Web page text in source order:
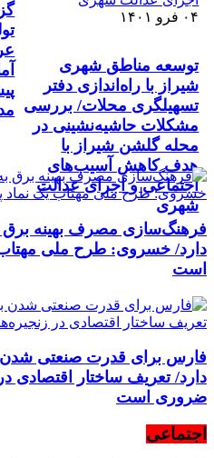
۰۴ فرو ۱۴۰۱
توسعه مناطق شهری
شیراز با راه‌اندازی دفتر
تسهیلگری محلات/ بررسی
مشکلات حاشیه‌نشینی در
محله گلشن شیراز با
هدف کاهش آسیب‌های
اجتماعی و اجرای عدالت
شهری
فرهنگ‌سازی مصرف بهینه برق
دارد/ خسروی: طرح ملی مهتاب
است
فارس برای قدرت صنعتی شدن
دارد/ تعریف ساختار اقتصادی
ضروری است
اجتماعی